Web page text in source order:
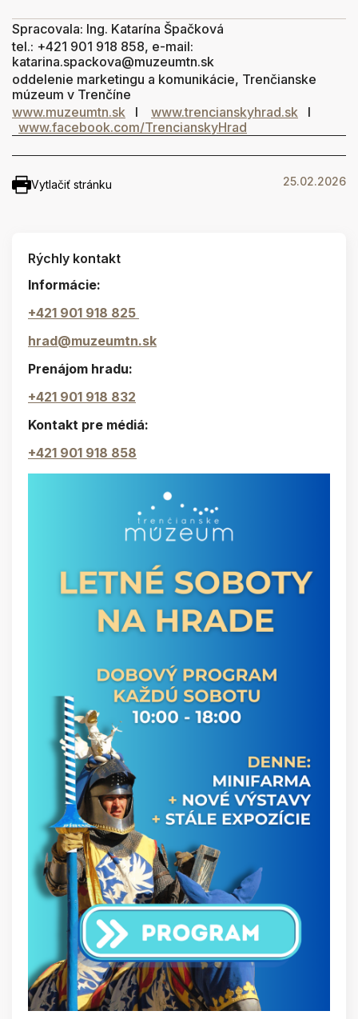
Spracovala: Ing. Katarína Špačková
tel.: +421 901 918 858, e-mail:
katarina.spackova@muzeumtn.sk
oddelenie marketingu a komunikácie, Trenčianske
múzeum v Trenčíne
www.muzeumtn.sk I www.trencianskyhrad.sk
I
www.facebook.com/TrencianskyHrad
Vytlačiť stránku 25.02.2026
Rýchly kontakt
Informácie:
+421 901 918 825
hrad@muzeumtn.sk
Prenájom hradu:
+421 901 918 832
Kontakt pre médiá:
+421 901 918 858